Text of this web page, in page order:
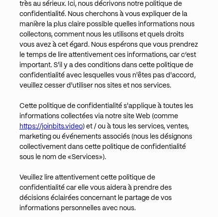
très au sérieux. Ici, nous décrivons notre politique de
confidentialité. Nous cherchons à vous expliquer de la
manière la plus claire possible quelles informations nous
collectons, comment nous les utilisons et quels droits
vous avez à cet égard. Nous espérons que vous prendrez
le temps de lire attentivement ces informations, car c’est
important. S'il y a des conditions dans cette politique de
confidentialité avec lesquelles vous n'êtes pas d'accord,
veuillez cesser d'utiliser nos sites et nos services.
Cette politique de confidentialité s'applique à toutes les
informations collectées via notre site Web (comme
https://joinbits.video) et / ou à tous les services, ventes,
marketing ou événements associés (nous les désignons
collectivement dans cette politique de confidentialité
sous le nom de «Services»).
Veuillez lire attentivement cette politique de
confidentialité car elle vous aidera à prendre des
décisions éclairées concernant le partage de vos
informations personnelles avec nous.